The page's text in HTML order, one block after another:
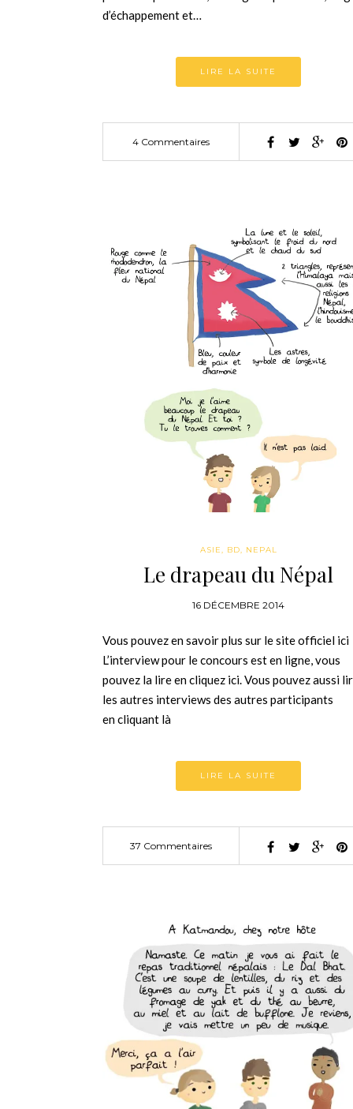
d’échappement et…
LIRE LA SUITE
4 Commentaires
ASIE, BD, NEPAL
Le drapeau du Népal
16 DÉCEMBRE 2014
Vous pouvez en savoir plus sur le site officiel ici
L’interview pour le concours est en ligne, vous
pouvez la lire en cliquez ici. Vous pouvez aussi
les autres interviews des autres participants
en cliquant là
LIRE LA SUITE
37 Commentaires